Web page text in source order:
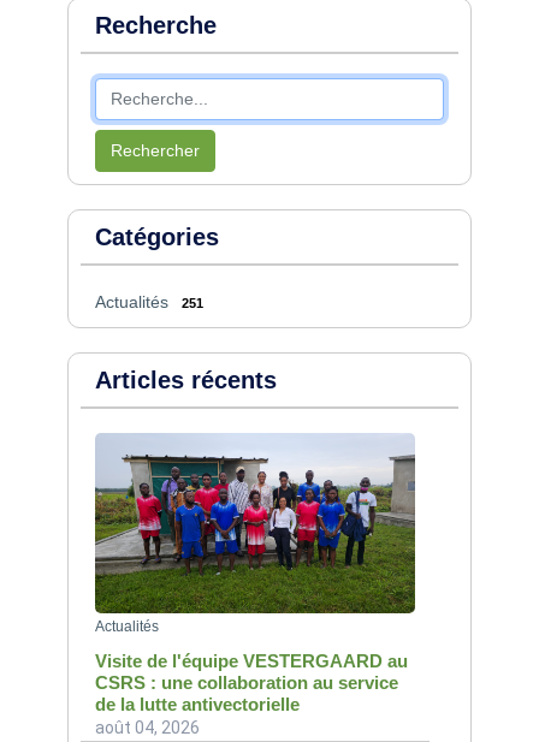
Recherche
Rechercher
Catégories
Actualités 251
Articles récents
Actualités
Visite de l'équipe VESTERGAARD au
CSRS : une collaboration au service
de la lutte antivectorielle
août 04, 2026